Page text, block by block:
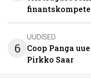
6
UUDISED
Coop Panga
Pirkko Saar